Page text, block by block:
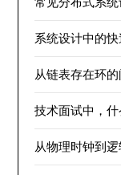
系统设计中的
从链表存在环
技术面试中，
从物理时钟到